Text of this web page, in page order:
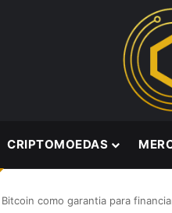
CRIPTOMOEDAS
como garantia para